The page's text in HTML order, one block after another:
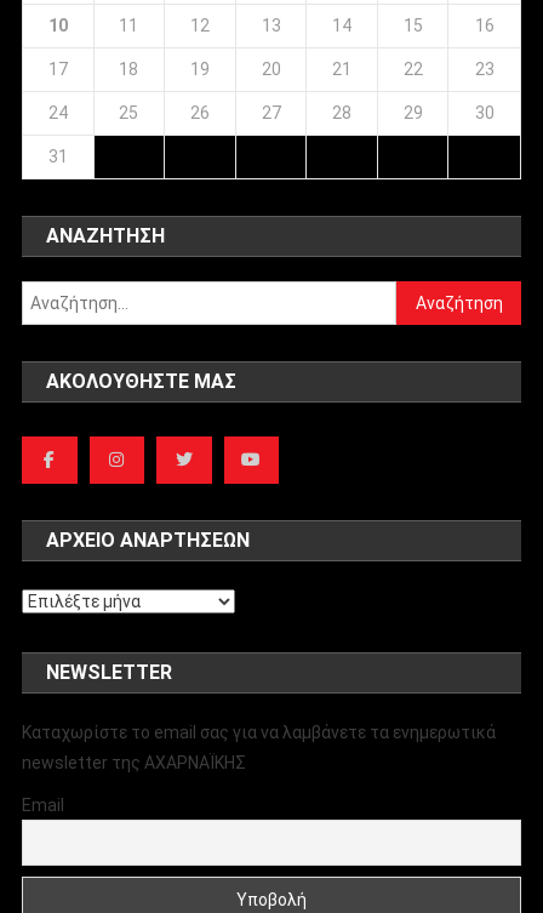
10 11 12 13 14 15 16
17 18 19 20 21 22 23
24 25 26 27 28 29 30
31
ΑΝΑΖΉΤΗΣΗ
Αναζήτηση
για:
ΑΚΟΛΟΥΘΉΣΤΕ ΜΑΣ
ΑΡΧΕΊΟ ΑΝΑΡΤΉΣΕΩΝ
Αρχείο
NEWSLETTER
Καταχωρίστε το email σας για να λαμβάνετε τα ενημερωτικά
newsletter της ΑΧΑΡΝΑΪΚΗΣ
Email